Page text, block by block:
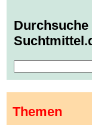
Durchsuche
Themen